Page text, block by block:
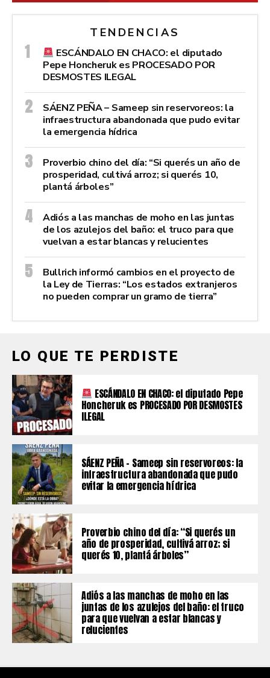
TENDENCIAS
ESCÁNDALO EN CHACO: el diputado
Pepe Honcheruk es PROCESADO POR
DESMOSTES ILEGAL
SÁENZ PEÑA – Sameep sin reservoreos: la
infraestructura abandonada que pudo evitar
la emergencia hídrica
Proverbio chino del día: “Si querés un año de
prosperidad, cultivá arroz; si querés 10,
plantá árboles”
Adiós a las manchas de moho en las juntas
de los azulejos del baño: el truco para que
vuelvan a estar blancas y relucientes
Bullrich informó cambios en el proyecto de
la Ley de Tierras: “Los estados extranjeros
no pueden comprar un gramo de tierra”
LO QUE TE PERDISTE
ESCÁNDALO EN CHACO: el diputado Pepe
Honcheruk es PROCESADO POR DESMOSTES
ILEGAL
SÁENZ PEÑA – Sameep sin reservoreos: la
infraestructura abandonada que pudo
evitar la emergencia hídrica
Proverbio chino del día: “Si querés un
año de prosperidad, cultivá arroz; si
querés 10, plantá árboles”
Adiós a las manchas de moho en las
juntas de los azulejos del baño: el truco
para que vuelvan a estar blancas y
relucientes